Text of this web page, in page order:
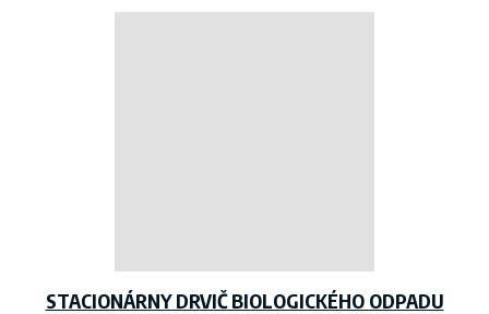
STACIONÁRNY DRVIČ BIOLOGICKÉHO ODPADU